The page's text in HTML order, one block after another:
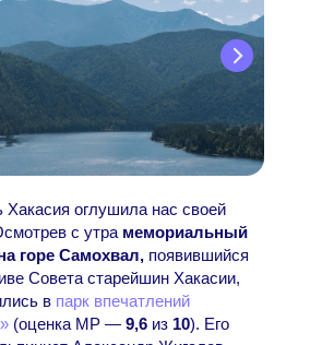
Хакасия оглушила нас своей
с утра мемориальный
горе Самохвал, появившийся
Совета старейшин Хакасии,
в парк впечатлений
(оценка МР — 9,6 из 10). Его